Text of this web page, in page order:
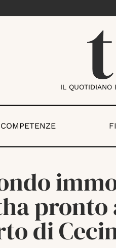
IL QUOTIDIANO
di